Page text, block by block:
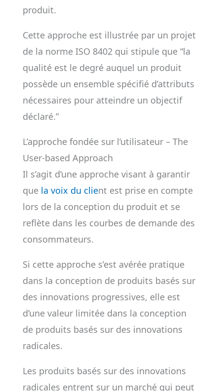
produit.
Cette approche est illustrée par un projet
de la norme ISO 8402 qui stipule que “la
qualité est le degré auquel un produit
possède un ensemble spécifié d’attributs
nécessaires pour atteindre un objectif
déclaré.”
L’approche fondée sur l’utilisateur – The
User-based Approach
Il s’agit d’une approche visant à garantir
que la voix du client est prise en compte
lors de la conception du produit et se
reflète dans les courbes de demande des
consommateurs.
Si cette approche s’est avérée pratique
dans la conception de produits basés sur
des innovations progressives, elle est
d’une valeur limitée dans la conception
de produits basés sur des innovations
radicales.
Les produits basés sur des innovations
radicales entrent sur un marché qui peut